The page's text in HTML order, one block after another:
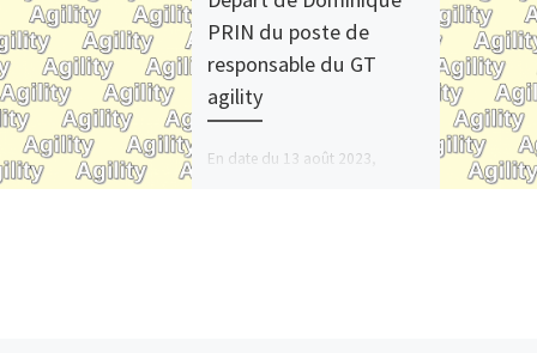
PRIN du poste de
responsable du GT
agility
En date du 13 août 2023,